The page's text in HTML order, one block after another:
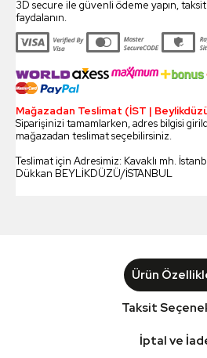
3D secure ile güvenli ödeme yapın, taksit
faydalanın.
Mağazadan Teslimat (İST |
Siparişinizi tamamlarken, adres bilgisi
mağazadan teslimat seçebilirsiniz.
Teslimat için Adresimiz: Kavaklı mh.
Dükkan BEYLİKDÜZÜ/İSTANBUL
Ürün
Taksit
İptal ve